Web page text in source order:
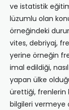
ve istatistik
lüzumlu olan
örneğindeki
vites, debriyaj,
yerine örneğin
imal edildiği,
yapan ülke
ürettiği, frenlerin
bilgileri vermeye